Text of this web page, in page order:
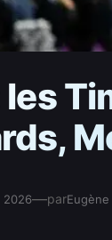
les
2026—parEugène